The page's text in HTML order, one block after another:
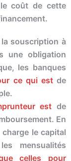
coût de cette
souscription à
une obligation
les banques
ce qui estde
est de
En
charge le capital
mensualités
celles pour